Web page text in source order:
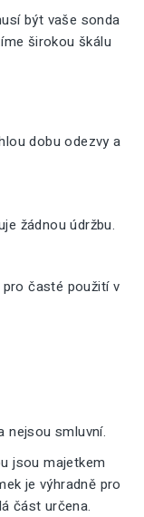
být vaše sonda
širokou škálu
dobu odezvy a
žádnou údržbu.
časté použití v
nejsou smluvní.
jsou majetkem
je výhradně pro
část určena.